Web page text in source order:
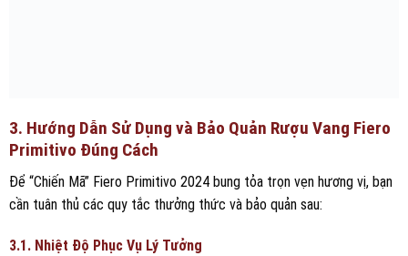
3. Hướng Dẫn Sử Dụng và Bảo Quản Rượu Vang Fiero
Primitivo Đúng Cách
Để “Chiến Mã” Fiero Primitivo 2024 bung tỏa trọn vẹn hương vị, bạn
cần tuân thủ các quy tắc thưởng thức và bảo quản sau:
3.1. Nhiệt Độ Phục Vụ Lý Tưởng